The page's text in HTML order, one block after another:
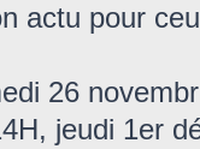
actu pour
26
jeudi 1er